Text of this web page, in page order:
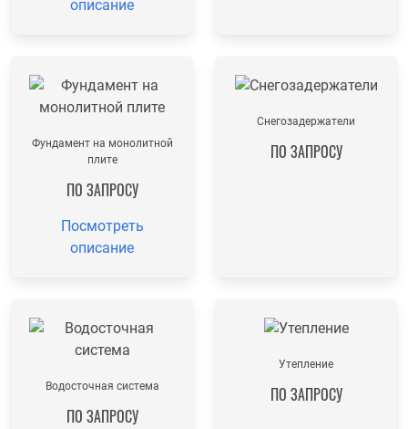
описание
Фундамент на монолитной
плите
ПО ЗАПРОСУ
Посмотреть
описание
Снегозадержатели
ПО ЗАПРОСУ
Водосточная система
ПО ЗАПРОСУ
Утепление
ПО ЗАПРОСУ